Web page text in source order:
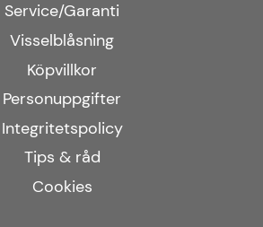
Service/Garanti
Visselblåsning
Köpvillkor
Personuppgifter
Integritetspolicy
Tips & råd
Cookies